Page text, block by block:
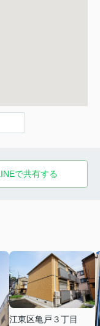
で共有する
江東区亀戸３丁目